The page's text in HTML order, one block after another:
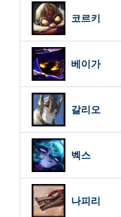
코르키
베이가
갈리오
벡스
나피리